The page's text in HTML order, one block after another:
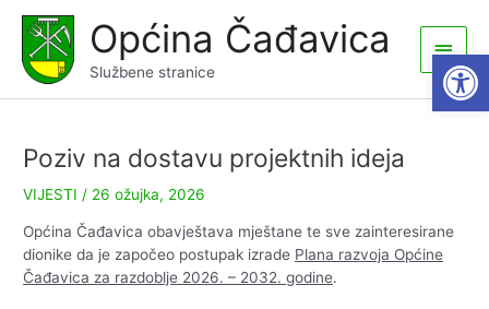
content
Općina Čađavica
Službene stranice
Main
Menu
Poziv na dostavu projektnih ideja
VIJESTI / 26 ožujka, 2026
Općina Čađavica obavještava mještane te sve zainteresirane
dionike da je započeo postupak izrade Plana razvoja Općine
Čađavica za razdoblje 2026. – 2032. godine.